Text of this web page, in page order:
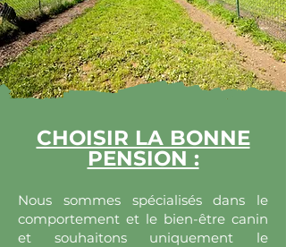
CHOISIR LA BONNE
PENSION :
Nous sommes spécialisés dans le
comportement et le bien-être canin
et souhaitons uniquement le